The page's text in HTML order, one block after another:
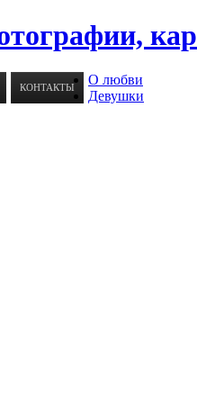
КОНТАКТЫ
О любви
Девушки